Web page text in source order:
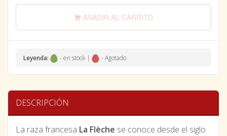
AÑADIR AL CARRITO
Leyenda: - en stock | - Agotado
DESCRIPCIÓN
La raza francesa La Flèche se conoce desde el siglo